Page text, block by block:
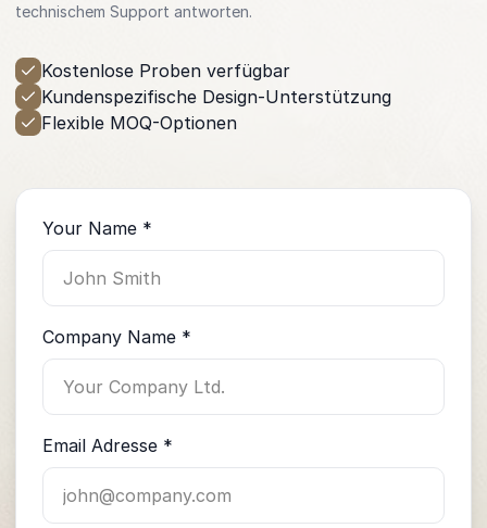
technischem Support antworten.
Kostenlose Proben verfügbar
Kundenspezifische Design-Unterstützung
Flexible MOQ-Optionen
Your Name *
Company Name *
Email Adresse *